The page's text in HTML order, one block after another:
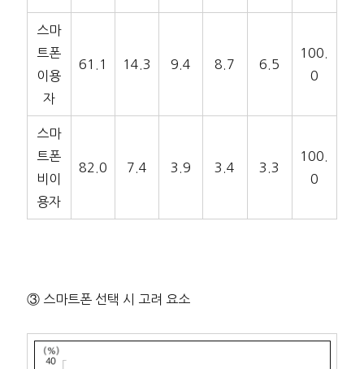
스마
트폰
이용
자
61.1 14.3 9.4 8.7 6.5
100.
0
스마
트폰
비이
용자
82.0 7.4 3.9 3.4 3.3
100.
0
③ 스마트폰 선택 시 고려 요소